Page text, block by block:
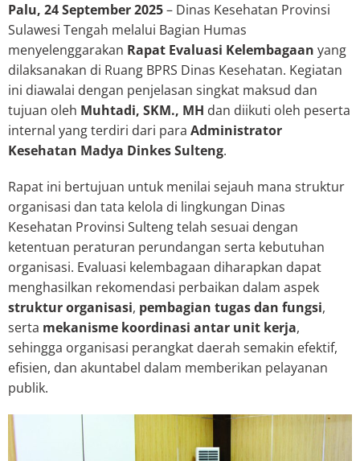
Palu, 24 September 2025– Dinas Kesehatan Provinsi
Sulawesi Tengah melalui Bagian Humas
menyelenggarakan Rapat Evaluasi Kelembagaan yang
dilaksanakan di Ruang BPRS Dinas Kesehatan. Kegiatan
ini diawalai dengan penjelasan singkat maksud dan
tujuan oleh Muhtadi, SKM., MH dan diikuti oleh peserta
internal yang terdiri dari para Administrator
Kesehatan Madya Dinkes Sulteng.
Rapat ini bertujuan untuk menilai sejauh mana struktur
organisasi dan tata kelola di lingkungan Dinas
Kesehatan Provinsi Sulteng telah sesuai dengan
ketentuan peraturan perundangan serta kebutuhan
organisasi. Evaluasi kelembagaan diharapkan dapat
menghasilkan rekomendasi perbaikan dalam aspek
struktur organisasi, pembagian tugas dan fungsi,
serta mekanisme koordinasi antar unit kerja,
sehingga organisasi perangkat daerah semakin efektif,
efisien, dan akuntabel dalam memberikan pelayanan
publik.